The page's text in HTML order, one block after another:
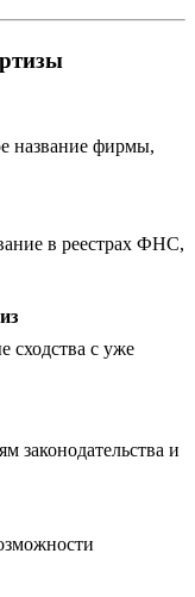
название фирмы,
в реестрах ФНС,
сходства с уже
законодательства и